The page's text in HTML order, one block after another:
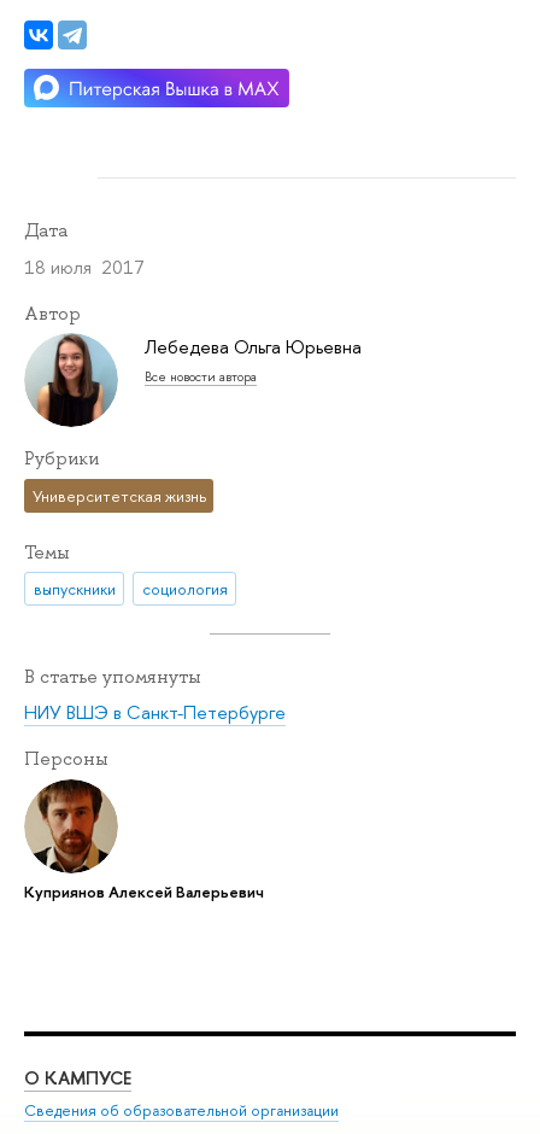
Дата
18 июля 2017
Автор
Лебедева Ольга Юрьевна
Все новости автора
Рубрики
Университетская жизнь
Темы
выпускники социология
В статье упомянуты
НИУ ВШЭ в Санкт-Петербурге
Персоны
Куприянов Алексей Валерьевич
О КАМПУСЕ
Сведения об образовательной организации